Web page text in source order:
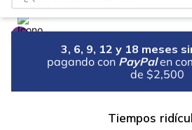
3, 6, 9, 12 y 18 meses
pagando con PayPal en
de $2,500
Tiempos